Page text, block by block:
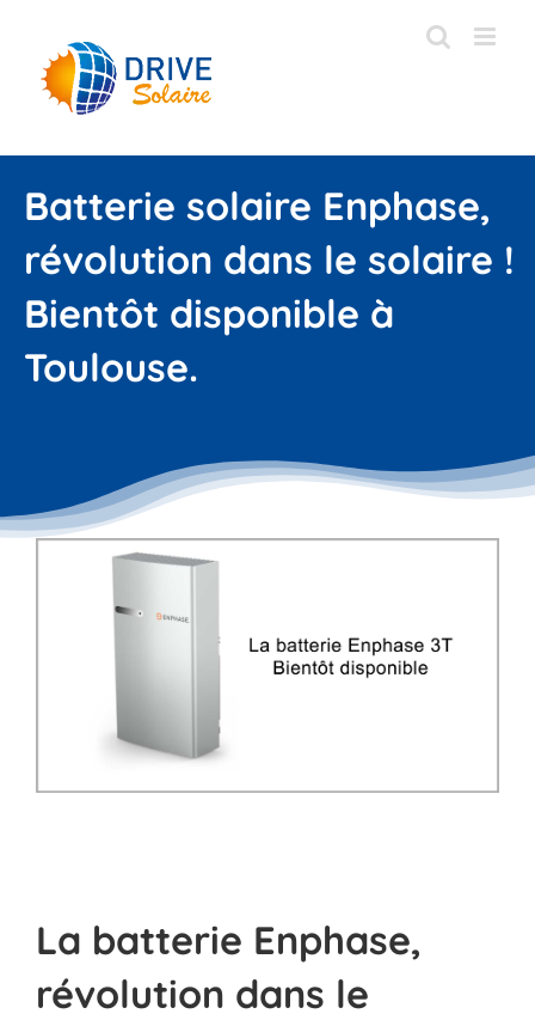
contenu
Batterie solaire Enphase,
révolution dans le solaire !
Bientôt disponible à
Toulouse.
La batterie Enphase,
révolution dans le